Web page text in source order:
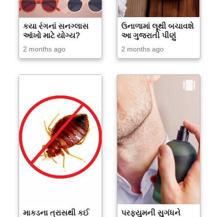
કયા રંગનાં સનગ્લાસ
આંખો માટે યોગ્ય?
2 months ago
ઉનાળામાં લૂથી બચાવશે
આ ગુજરાતી પીણું
2 months ago
માકડના ત્રાસથી કઈ પરફ્યુમની સુગંધને